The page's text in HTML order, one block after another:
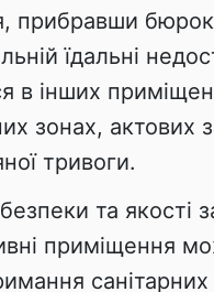
прибравши
їдальні
в інших
зонах, актових
тривоги.
та якості
приміщення